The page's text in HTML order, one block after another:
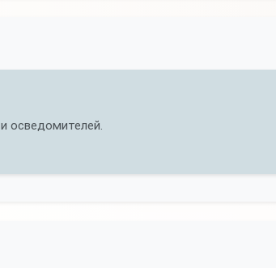
осведомителей.